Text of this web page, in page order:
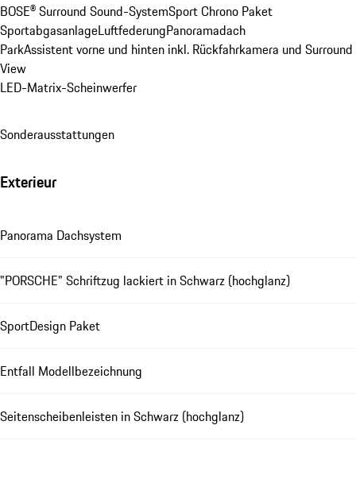
BOSE® Surround Sound-SystemSport Chrono Paket
SportabgasanlageLuftfederungPanoramadach
ParkAssistent vorne und hinten inkl. Rückfahrkamera und Surround
View
LED-Matrix-Scheinwerfer
Sonderausstattungen
Exterieur
Panorama Dachsystem
"PORSCHE" Schriftzug lackiert in Schwarz (hochglanz)
SportDesign Paket
Entfall Modellbezeichnung
Seitenscheibenleisten in Schwarz (hochglanz)